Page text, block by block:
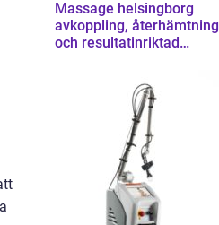
Massage helsingborg
avkoppling, återhämtning
och resultatinriktad